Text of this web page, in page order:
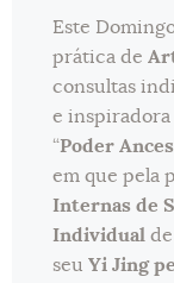
Este
prática de
consultas
e
“Poder
em que pela
Internas de
Individual
seuYi Jing